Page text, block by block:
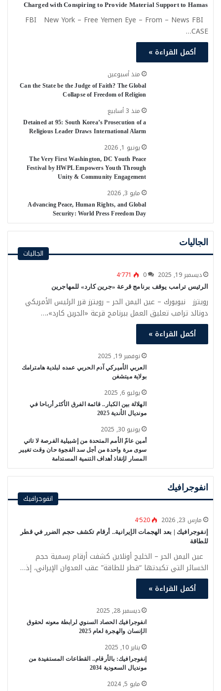
Charged with Conspiring to Provide Material Support to Hamas
FBI New York – Free Yemen Eye – From – News FBI
CASE…
أكمل القراءة »
منذ أسبوعين
Can the State be the Judge of Faith? The Global
Collapse of Freedom of Religion
منذ 3 أسابيع
Detained at 95: South Korea’s Prosecution of a
Religious Leader Draws International Alarm
يونيو 1, 2026
The Very First Washington, DC Youth Peace
Festival by HWPL Empowers Youth Through
Unity & Community Engagement
مايو 3, 2026
Advancing Peace, Human Rights, and Global
Security: World Press Freedom Day
الجاليات
الجاليات
ديسمبر 19, 2025 0 4٬771
الرئيس ترامب يوقف برنامج قرعة «جرين كارد» للمهاجرين
رويترز نيويورك – عين اليمن الحر – رويترز قرر الرئيس الأمريكي
دونالد ترامب تعليق العمل ببرنامج قرعة «الجرين كارد»،…
أكمل القراءة »
نوفمبر 19, 2025
العربي الأميركي آدم الحربي عمده لبلدية هامترامك
بولاية ميتشغن
يوليو 6, 2025
الهلالة بين الكبار.. قائمة الفرق الأكثر أرباحا في
مونديال الأندية 2025
يونيو 30, 2025
أمين عامّ الأمم المتحدة من إشبيلية الفرصة لا تاتي
سوى مرة واحدة من أجل سد الفجوة حان وقت تغيير
المسار لإنقاذ أهداف التنمية المستدامة
انفوجرافيك
انفوجرافيك
مارس 23, 2026 4٬520
إنفوجرافيك | بعد الهجمات الإيرانية.. أرقام تكشف حجم الضرر في قطر
للطاقة
عين اليمن الحر – الخليج أونلاين كشفت أرقام رسمية حجم
الخسائر التي تكبدتها “قطر للطاقة” عقب العدوان الإيراني، إذ…
أكمل القراءة »
ديسمبر 28, 2025
انفوجرافيك الحصاد السنوي لرابطة معونه لحقوق
الإنسان والهجرة لعام 2025
يناير 10, 2025
إنفوجرافيك: بالأرقام.. القطاعات المستفيدة من
مونديال السعودية 2034
مايو 5, 2024